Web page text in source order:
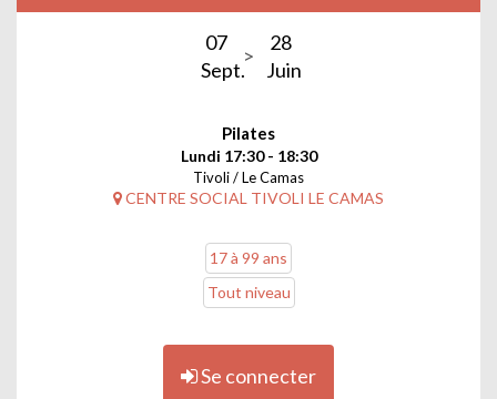
07
Sept.
28
Juin
Pilates
Lundi 17:30 - 18:30
Tivoli / Le Camas
CENTRE SOCIAL TIVOLI LE CAMAS
17 à 99 ans
Tout niveau
Se connecter